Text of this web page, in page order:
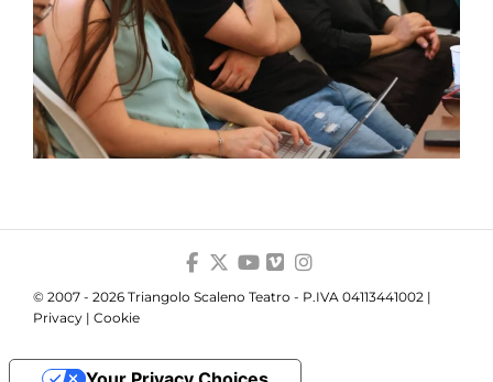
© 2007 - 2026 Triangolo Scaleno Teatro - P.IVA 04113441002 |
Privacy | Cookie